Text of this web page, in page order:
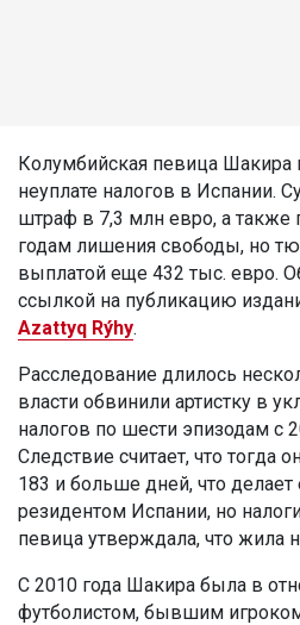
Колумбийская певица Шакира
неуплате налогов в Испании.
штраф в 7,3 млн евро, а также
годам лишения свободы, но
выплатой еще 432 тыс. евро.
ссылкой на публикацию
Azattyq Rýhy.
Расследование длилось
власти обвинили артистку в
налогов по шести эпизодам с
Следствие считает, что тогда
183 и больше дней, что
резидентом Испании, но
певица утверждала, что жила
С 2010 года Шакира была в
футболистом, бывшим